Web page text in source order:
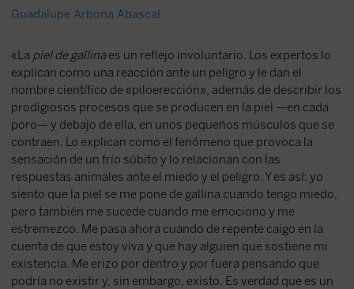
Guadalupe Arbona Abascal
«La piel de gallinaes un reflejo involuntario. Los expertos lo
explican como una reacción ante un peligro y le dan el
nombre científico de «piloerección», además de describir los
prodigiosos procesos que se producen en la piel —en cada
poro— y debajo de ella, en unos pequeños músculos que se
contraen. Lo explican como el fenómeno que provoca la
sensación de un frío súbito y lo relacionan con las
respuestas animales ante el miedo y el peligro. Y es así: yo
siento que la piel se me pone de gallina cuando tengo miedo,
pero también me sucede cuando me emociono y me
estremezco. Me pasa ahora cuando de repente caigo en la
cuenta de que estoy viva y que hay alguien que sostiene mi
existencia. Me erizo por dentro y por fuera pensando que
podría no existir y, sin embargo, existo. Es verdad que es un